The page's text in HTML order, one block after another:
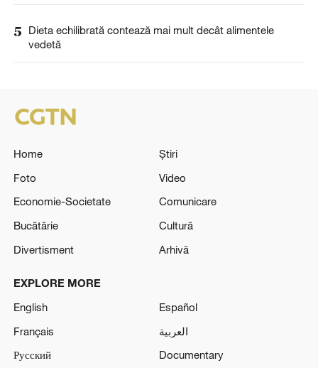
5
Dieta echilibrată contează mai mult decât alimentele
vedetă
Home
Știri
Foto
Video
Economie-Societate
Comunicare
Bucătărie
Cultură
Divertisment
Arhivă
EXPLORE MORE
English
Español
Français
العربية
Русский
Documentary